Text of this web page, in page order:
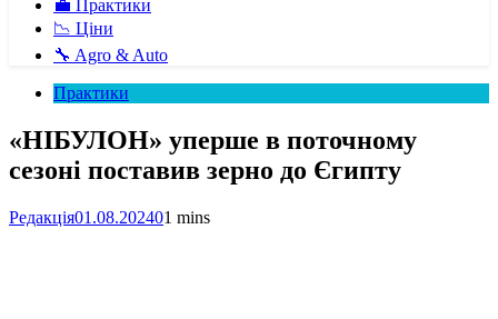
💼 Практики
📉 Ціни
🔧 Agro & Auto
Практики
«НІБУЛОН» уперше в поточному
сезоні поставив зерно до Єгипту
Редакція01.08.202401 mins